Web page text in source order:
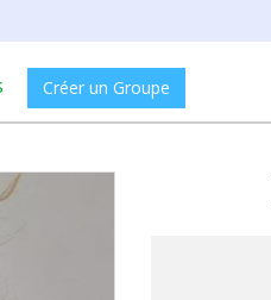
Créer un Groupe